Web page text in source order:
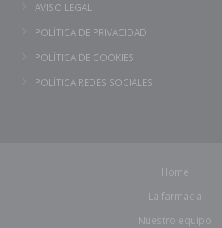
AVISO LEGAL
POLÍTICA DE PRIVACIDAD
POLÍTICA DE COOKIES
POLÍTICA REDES SOCIALES
Home
La farmacia
Nuestro equipo